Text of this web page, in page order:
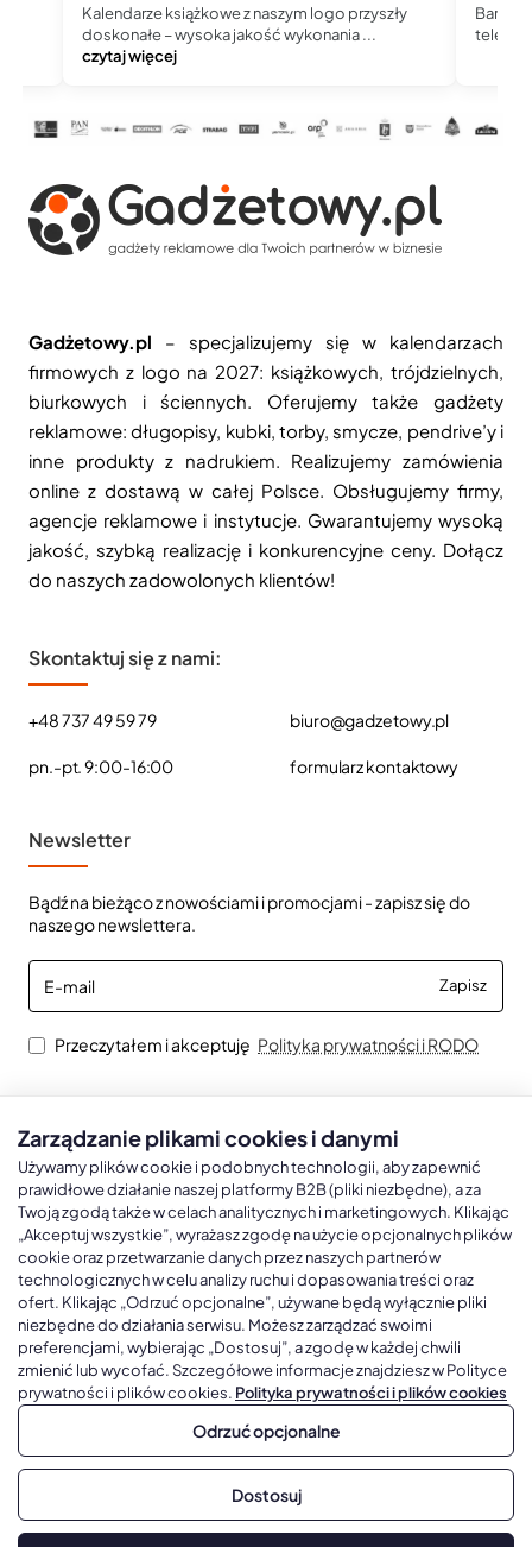
Kalendarze książkowe z naszym logo przyszły
doskonałe – wysoka jakość wykonania ...
czytaj więcej
Bardzo
Gadżetowy.pl – specjalizujemy się w kalendarzach
firmowych z logo na 2027: książkowych, trójdzielnych,
biurkowych i ściennych. Oferujemy także gadżety
reklamowe: długopisy, kubki, torby, smycze, pendrive’y i
inne produkty z nadrukiem. Realizujemy zamówienia
online z dostawą w całej Polsce. Obsługujemy firmy,
agencje reklamowe i instytucje. Gwarantujemy wysoką
jakość, szybką realizację i konkurencyjne ceny. Dołącz
do naszych zadowolonych klientów!
Skontaktuj się z nami:
+48 737 49 59 79
pn.-pt. 9:00-16:00
biuro@gadzetowy.pl
formularz kontaktowy
Newsletter
Bądź na bieżąco z nowościami i promocjami - zapisz się do
naszego newslettera.
E-
mail
Zapisz
Przeczytałem i akceptuję Polityka prywatności i RODO
Kalendarze książkowe A5
Kalendarze książkowe A4
Kalendarze książkowe B5
Kalendarze książkowe A6 i B6
Kalendarze książkowe z własną oprawą
Kalendarze Ścienne
Kalendarze trójdzielne
Kalendarze jednodzielne
Kalendarze czterodzielne
Kalendarze Wieloplanszowe
Kalendarze Wielopanszowe, Plakatowe
Copyright © 2026, Gadżetowy.pl, All Rights Reserved, Platforma
Zarządzanie plikami cookies i danymi
Używamy plików cookie i podobnych technologii, aby zapewnić
prawidłowe działanie naszej platformy B2B (pliki niezbędne), a za
Twoją zgodą także w celach analitycznych i marketingowych. Klikając
„Akceptuj wszystkie”, wyrażasz zgodę na użycie opcjonalnych plików
cookie oraz przetwarzanie danych przez naszych partnerów
technologicznych w celu analizy ruchu i dopasowania treści oraz
ofert. Klikając „Odrzuć opcjonalne”, używane będą wyłącznie pliki
niezbędne do działania serwisu. Możesz zarządzać swoimi
preferencjami, wybierając „Dostosuj”, a zgodę w każdej chwili
zmienić lub wycofać. Szczegółowe informacje znajdziesz w Polityce
prywatności i plików cookies. Polityka prywatności i plików cookies
Odrzuć opcjonalne
Dostosuj